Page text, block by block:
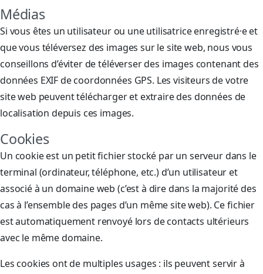
Médias
Si vous êtes un utilisateur ou une utilisatrice enregistré·e et
que vous téléversez des images sur le site web, nous vous
conseillons d’éviter de téléverser des images contenant des
données EXIF de coordonnées GPS. Les visiteurs de votre
site web peuvent télécharger et extraire des données de
localisation depuis ces images.
Cookies
Un cookie est un petit fichier stocké par un serveur dans le
terminal (ordinateur, téléphone, etc.) d’un utilisateur et
associé à un domaine web (c’est à dire dans la majorité des
cas à l’ensemble des pages d’un même site web). Ce fichier
est automatiquement renvoyé lors de contacts ultérieurs
avec le même domaine.
Les cookies ont de multiples usages : ils peuvent servir à